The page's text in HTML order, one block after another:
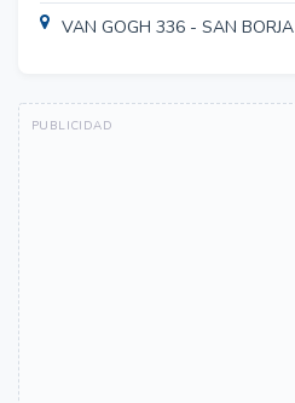
VAN GOGH 336 - SAN BORJA